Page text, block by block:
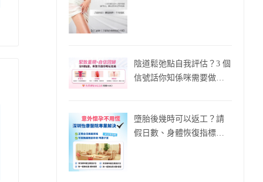
陰道鬆弛點自我評估？3 個
信號話你知係咪需要做縮
墮胎後幾時可以返工？請
假日數、身體恢復指標同